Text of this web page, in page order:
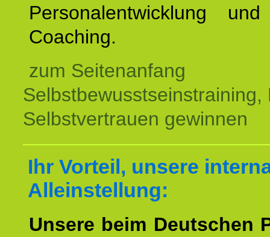
Personalentwicklung
Coaching.
zum Seitenanfang
Selbstbewusstseinstraining,
Selbstvertrauen gewinnen
Ihr Vorteil, unsere
Alleinstellung:
Unsere beim Deutschen